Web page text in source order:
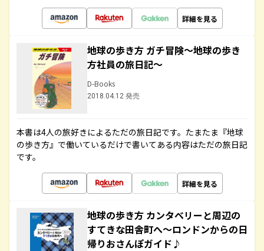
詳細を見る
地球の歩き方 ガチ冒険～地球の歩き
方社員の旅日記～
D-Books
2018.04.12 発売
本書は4人の旅好きによるただの旅日記です。たまたま『地球
の歩き方』で働いているだけで書いてある内容はただの旅日記
です。
詳細を見る
地球の歩き方 カンタベリーと周辺の
すてきな田舎町へ～ロンドンからの日
帰りおさんぽガイド♪